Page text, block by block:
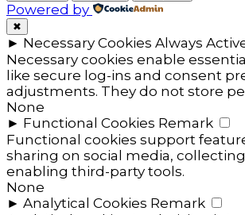
Powered by
✖
► Necessary Cookies Always
Necessary cookies enable
like secure log-ins and consent
adjustments. They do not store
None
► Functional Cookies Remark
Functional cookies support
sharing on social media,
enabling third-party tools.
None
► Analytical Cookies Remark